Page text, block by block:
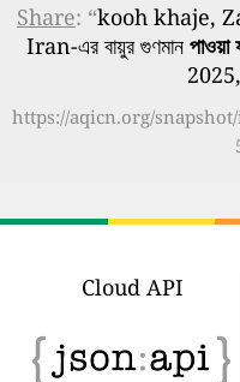
Share: “kooh khaje,
Iran-এর বায়ুর গুণমান পাওয়া
https://aqicn.org/
Cloud API